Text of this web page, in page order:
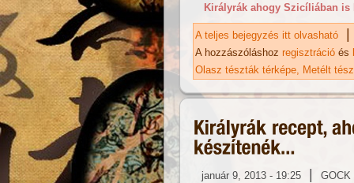
Királyrák ahogy Szicíliában is
A teljes bejegyzés itt olvasható |
A hozzászóláshoz regisztráció és
Olasz tészták térképe Metélt
január 9, 2013 - 19:25 | GOCK